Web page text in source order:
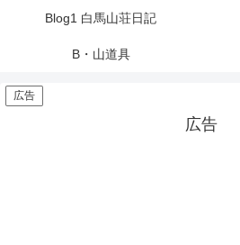
Blog1 白馬山荘日記
B・山道具
広告
広告